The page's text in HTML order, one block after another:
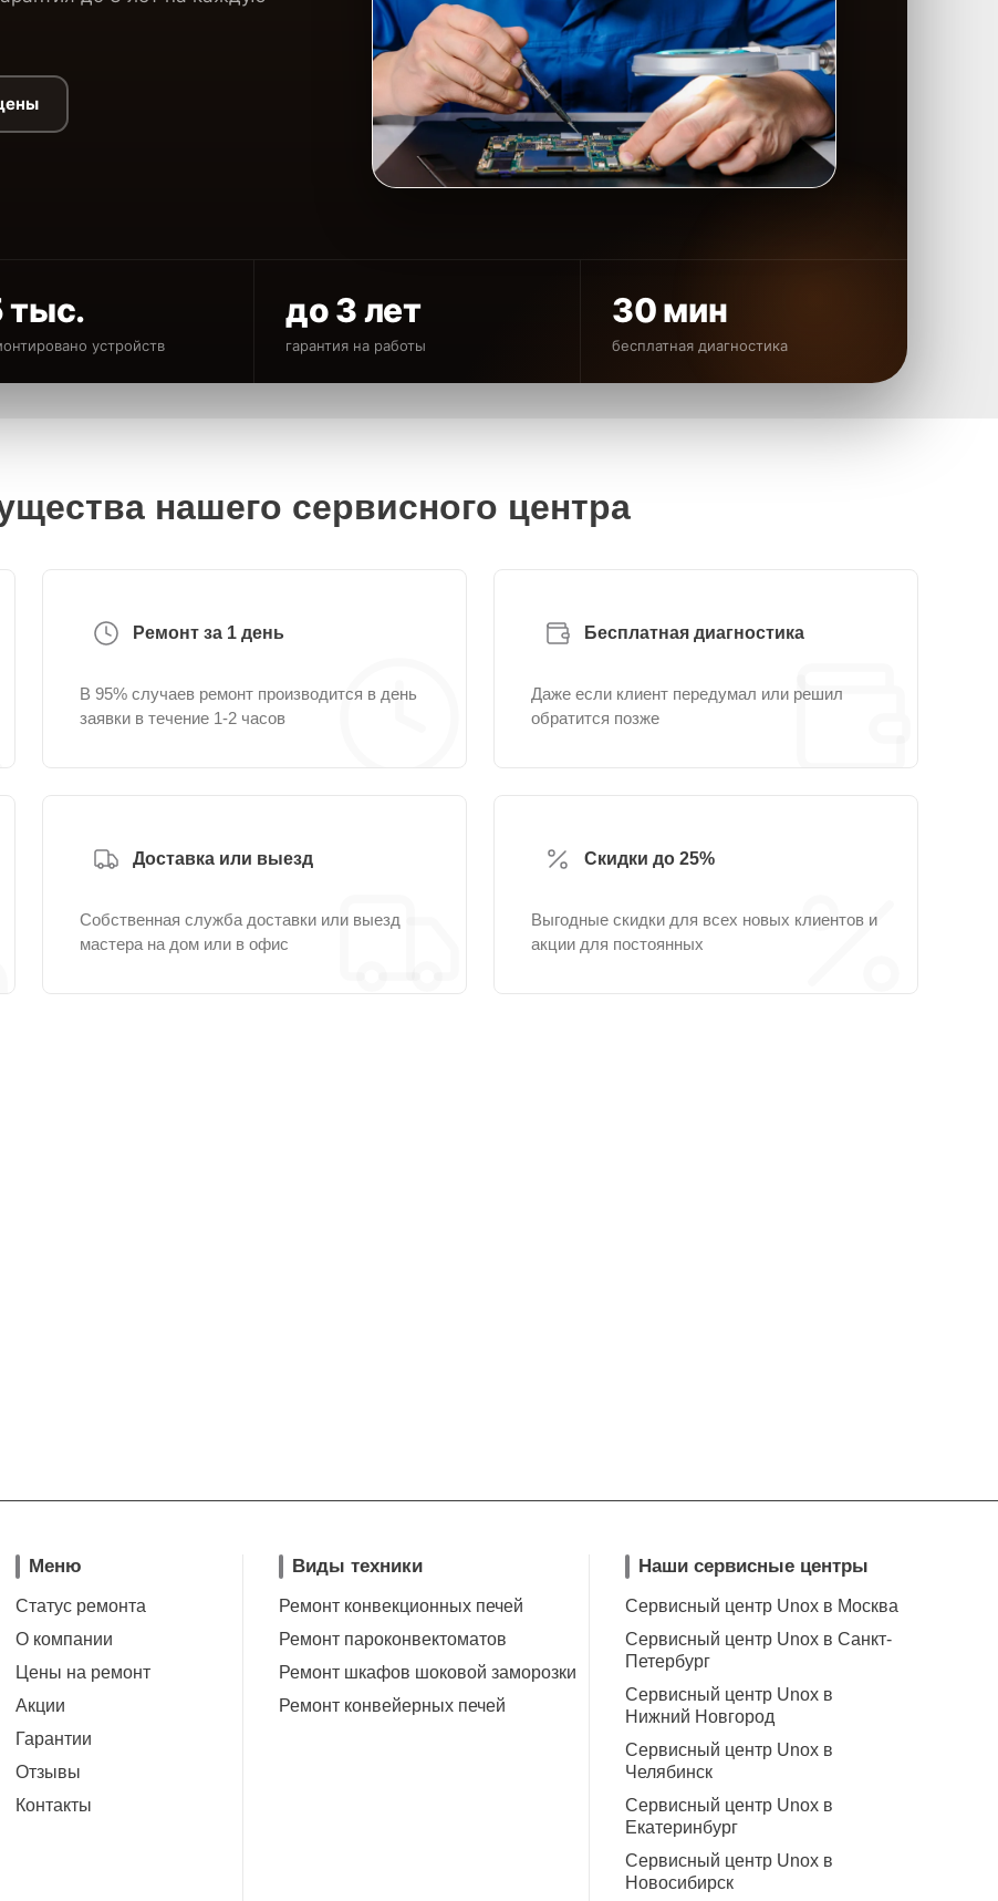
тыс.
устройств
до 3 лет
гарантия на работы
30 мин
бесплатная диагностика
нашего сервисного центра
Ремонт за 1 день
В 95% случаев ремонт производится в день
заявки в течение 1-2 часов
Бесплатная диагностика
Даже если клиент передумал или решил
обратится позже
Доставка или выезд
Собственная служба доставки или выезд
мастера на дом или в офис
Скидки до 25%
Выгодные скидки для всех новых клиентов и
акции для постоянных
Меню
Статус ремонта
О компании
Цены на ремонт
Акции
Гарантии
Отзывы
Контакты
Виды техники
Ремонт конвекционных печей
Ремонт пароконвектоматов
Ремонт шкафов шоковой заморозки
Ремонт конвейерных печей
Наши сервисные центры
Сервисный центр Unox в Москва
Сервисный центр Unox в Санкт-
Петербург
Сервисный центр Unox в
Нижний Новгород
Сервисный центр Unox в
Челябинск
Сервисный центр Unox в
Екатеринбург
Сервисный центр Unox в
Новосибирск